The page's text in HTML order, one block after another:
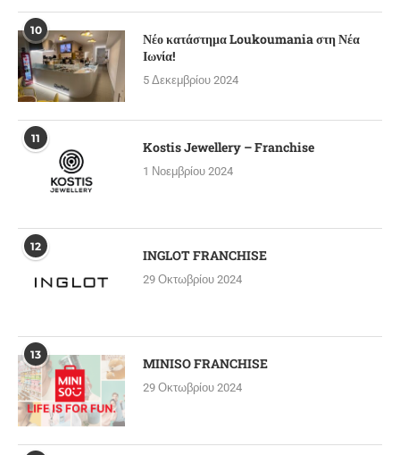
10
Νέο κατάστημα Loukoumania στη Νέα
Ιωνία!
5 Δεκεμβρίου 2024
11 Kostis Jewellery – Franchise
1 Νοεμβρίου 2024
12 INGLOT FRANCHISE
29 Οκτωβρίου 2024
13 MINISO FRANCHISE
29 Οκτωβρίου 2024